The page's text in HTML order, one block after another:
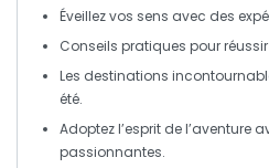
Éveillez vos sens avec des
Conseils pratiques pour
Les destinations
été.
Adoptez l’esprit de l’aventure
passionnantes.